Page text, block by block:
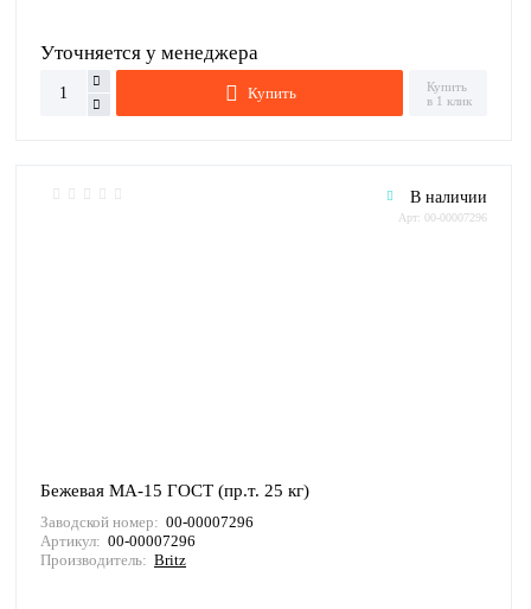
Уточняется у менеджера
Купить
Купить
в 1 клик
В наличии
Арт: 00-00007296
Бежевая МА-15 ГОСТ (пр.т. 25 кг)
Заводской номер: 00-00007296
Артикул: 00-00007296
Производитель: Britz